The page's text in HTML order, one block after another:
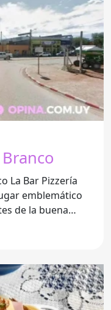
emblemático
de la buena